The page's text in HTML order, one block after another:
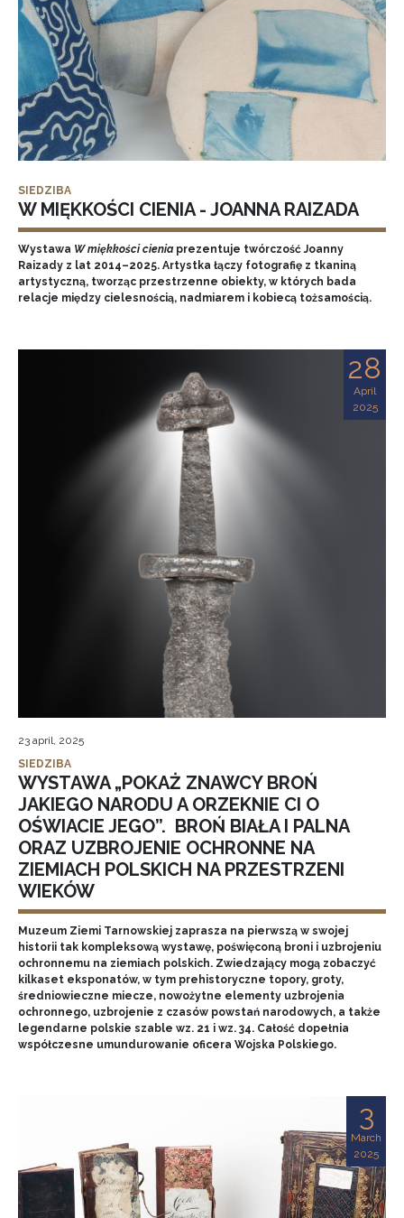
SIEDZIBA
W MIĘKKOŚCI CIENIA - JOANNA RAIZADA
Wystawa W miękkości cieniaprezentuje twórczość Joanny
Raizady z lat 2014–2025. Artystka łączy fotografię z tkaniną
artystyczną, tworząc przestrzenne obiekty, w których bada
relacje między cielesnością, nadmiarem i kobiecą tożsamością.
28
April
2025
23 april, 2025
SIEDZIBA
WYSTAWA „POKAŻ ZNAWCY BROŃ
JAKIEGO NARODU A ORZEKNIE CI O
OŚWIACIE JEGO”. BROŃ BIAŁA I PALNA
ORAZ UZBROJENIE OCHRONNE NA
ZIEMIACH POLSKICH NA PRZESTRZENI
WIEKÓW
Muzeum Ziemi Tarnowskiej zaprasza na pierwszą w swojej
historii tak kompleksową wystawę, poświęconą broni i uzbrojeniu
ochronnemu na ziemiach polskich. Zwiedzający mogą zobaczyć
kilkaset eksponatów, w tym prehistoryczne topory, groty,
średniowieczne miecze, nowożytne elementy uzbrojenia
ochronnego, uzbrojenie z czasów powstań narodowych, a także
legendarne polskie szable wz. 21 i wz. 34. Całość dopełnia
współczesne umundurowanie oficera Wojska Polskiego.
3
March
2025